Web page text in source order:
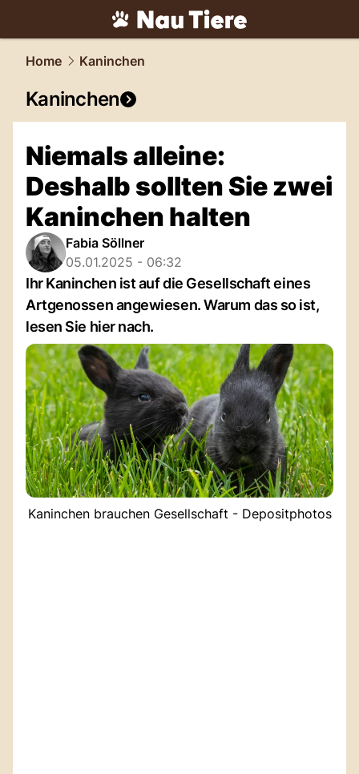
tiere.NAU.ch
Home Kaninchen
Kaninchen
Niemals alleine:
Deshalb sollten Sie zwei
Kaninchen halten
Fabia Söllner
05.01.2025 - 06:32
Ihr Kaninchen ist auf die Gesellschaft eines
Artgenossen angewiesen. Warum das so ist,
lesen Sie hier nach.
Kaninchen brauchen Gesellschaft - Depositphotos